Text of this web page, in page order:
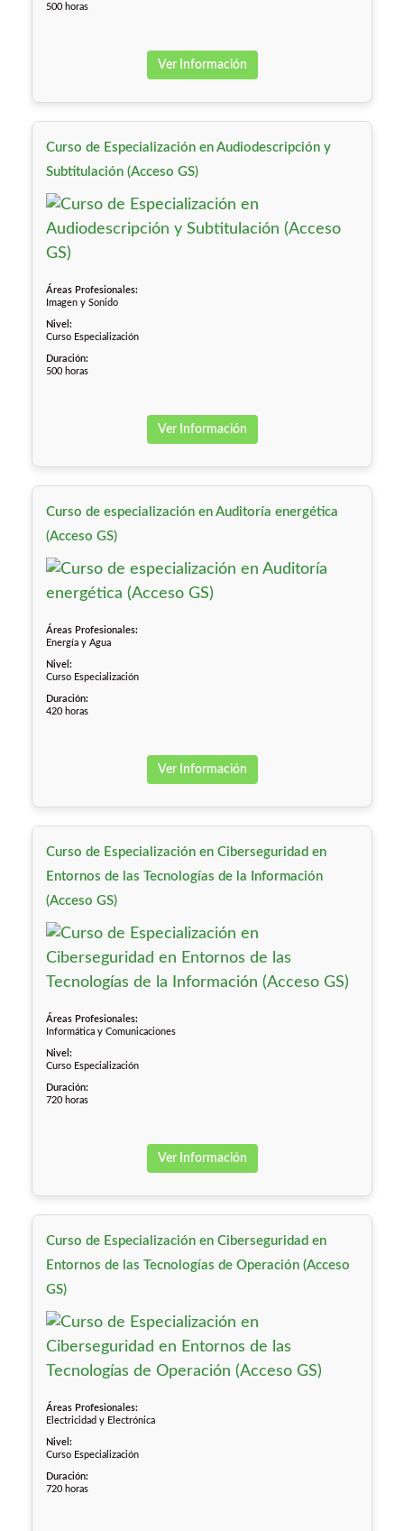
500 horas
Ver Información
Curso de Especialización en Audiodescripción y
Subtitulación (Acceso GS)
Áreas Profesionales:
Imagen y Sonido
Nivel:
Curso Especialización
Duración:
500 horas
Ver Información
Curso de especialización en Auditoría energética
(Acceso GS)
Áreas Profesionales:
Energía y Agua
Nivel:
Curso Especialización
Duración:
420 horas
Ver Información
Curso de Especialización en Ciberseguridad en
Entornos de las Tecnologías de la Información
(Acceso GS)
Áreas Profesionales:
Informática y Comunicaciones
Nivel:
Curso Especialización
Duración:
720 horas
Ver Información
Curso de Especialización en Ciberseguridad en
Entornos de las Tecnologías de Operación (Acceso
GS)
Áreas Profesionales:
Electricidad y Electrónica
Nivel:
Curso Especialización
Duración:
720 horas